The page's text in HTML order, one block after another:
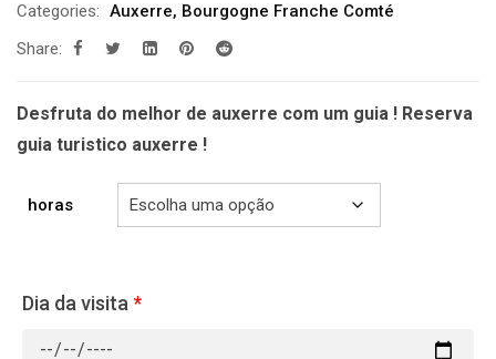
prix :
699.00€
Categories: Auxerre, Bourgogne Franche Comté
Share:
Desfruta do melhor de auxerre com um guia ! Reserva
guia turistico auxerre !
horas
Dia da visita*